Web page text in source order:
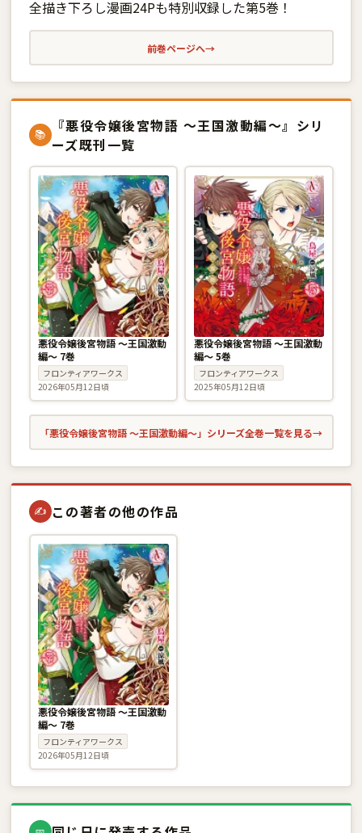
全描き下ろし漫画24Pも特別収録した第5巻！
前巻ページへ→
📚
『悪役令嬢後宮物語 〜王国激動編〜』シリ
ーズ既刊一覧
悪役令嬢後宮物語 〜王国激動
編〜 7巻
フロンティアワークス
2026年05月12日頃
悪役令嬢後宮物語 〜王国激動
編〜 5巻
フロンティアワークス
2025年05月12日頃
「悪役令嬢後宮物語 〜王国激動編〜」シリーズ全巻一覧を見る→
✍ この著者の他の作品
悪役令嬢後宮物語 〜王国激動
編〜 7巻
フロンティアワークス
2026年05月12日頃